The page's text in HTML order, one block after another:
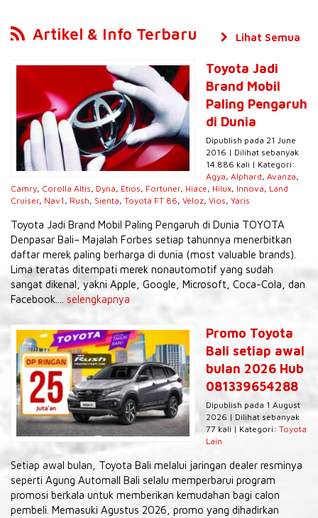
Artikel & Info Terbaru
Toyota Jadi
Brand Mobil
Paling Pengaruh
di Dunia
Dipublish pada 21 June
2016 | Dilihat sebanyak
14.886 kali | Kategori:
Agya, Alphard, Avanza,
Camry, Corolla Altis, Dyna, Etios, Fortuner, Hiace, Hilux, Innova, Land
Cruiser, Nav1 , Rush, Sienta, Toyota FT 86, Veloz, Vios, Yaris
Toyota Jadi Brand Mobil Paling Pengaruh di Dunia TOYOTA
Denpasar Bali– Majalah Forbes setiap tahunnya menerbitkan
daftar merek paling berharga di dunia (most valuable brands).
Lima teratas ditempati merek nonautomotif yang sudah
sangat dikenal, yakni Apple, Google, Microsoft, Coca-Cola, dan
Facebook.... selengkapnya
Promo Toyota
Bali setiap awal
bulan 2026 Hub
081339654288
Dipublish pada 1 August
2026 | Dilihat sebanyak
77 kali | Kategori: Toyota
Lain
Setiap awal bulan, Toyota Bali melalui jaringan dealer resminya
seperti Agung Automall Bali selalu memperbarui program
promosi berkala untuk memberikan kemudahan bagi calon
pembeli. Memasuki Agustus 2026, promo yang dihadirkan
Lihat Semua